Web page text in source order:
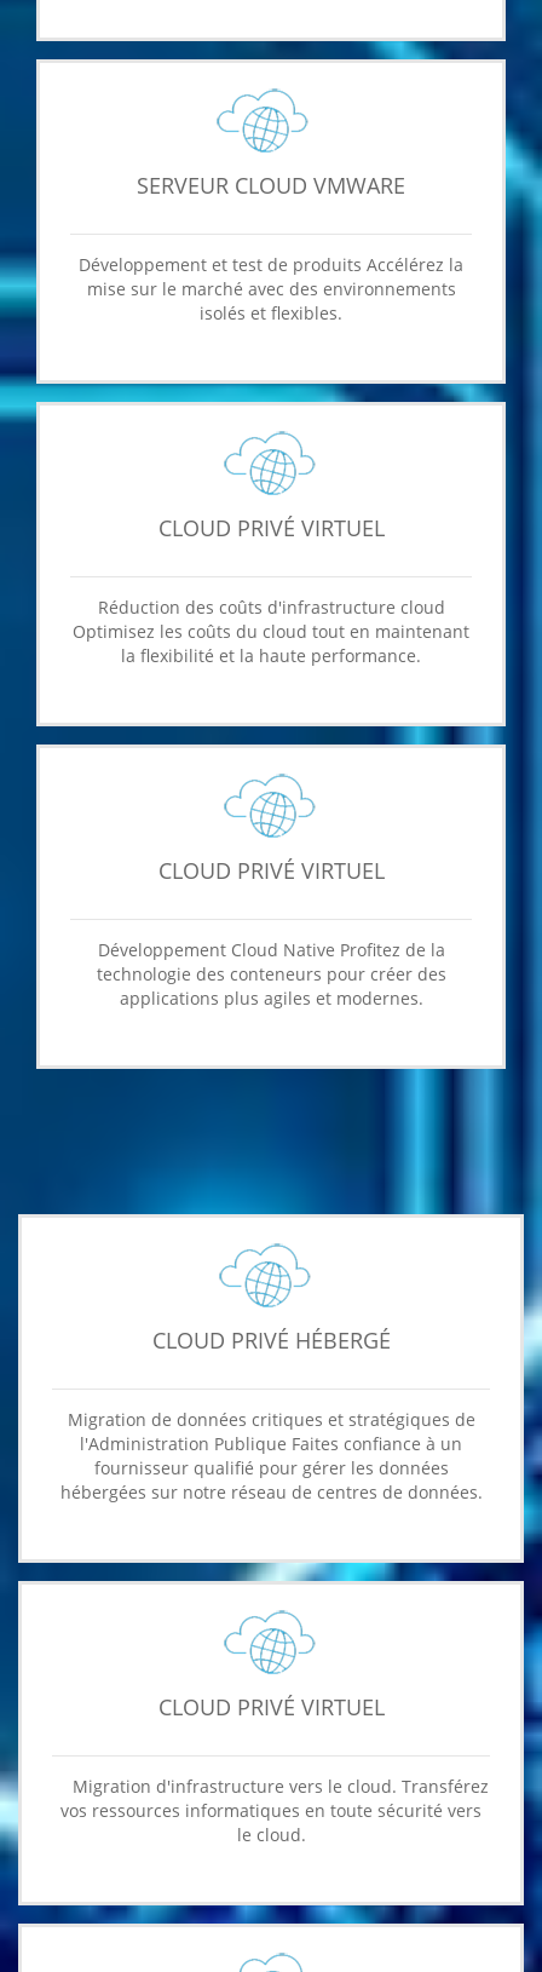
SERVEUR CLOUD VMWARE
Développement et test de produits Accélérez la
mise sur le marché avec des environnements
isolés et flexibles.
CLOUD PRIVÉ VIRTUEL
Réduction des coûts d'infrastructure cloud
Optimisez les coûts du cloud tout en maintenant
la flexibilité et la haute performance.
CLOUD PRIVÉ VIRTUEL
Développement Cloud Native Profitez de la
technologie des conteneurs pour créer des
applications plus agiles et modernes.
CLOUD PRIVÉ HÉBERGÉ
Migration de données critiques et stratégiques de
l'Administration Publique Faites confiance à un
fournisseur qualifié pour gérer les données
hébergées sur notre réseau de centres de données.
CLOUD PRIVÉ VIRTUEL
Migration d'infrastructure vers le cloud. Transférez
vos ressources informatiques en toute sécurité vers
le cloud.